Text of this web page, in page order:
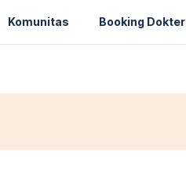
Komunitas Booking Dokter